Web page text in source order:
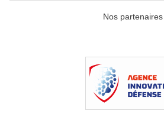
Nos partenaires